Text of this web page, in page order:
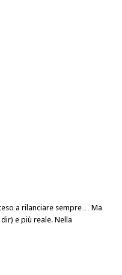
a rilanciare sempre… Ma
dir) e più reale. Nella